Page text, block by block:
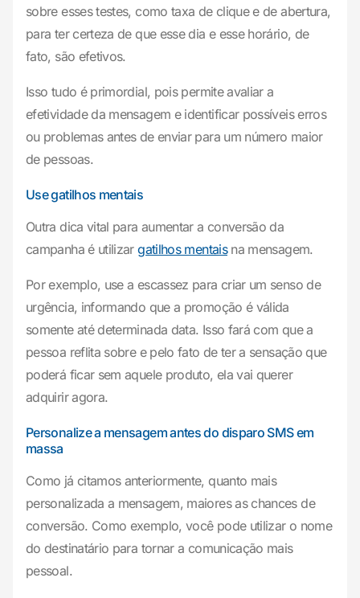
sobre esses testes, como taxa de clique e de abertura,
para ter certeza de que esse dia e esse horário, de
fato, são efetivos.
Isso tudo é primordial, pois permite avaliar a
efetividade da mensagem e identificar possíveis erros
ou problemas antes de enviar para um número maior
de pessoas.
Use gatilhos mentais
Outra dica vital para aumentar a conversão da
campanha é utilizargatilhos mentaisna mensagem.
Por exemplo, use a escassez para criar um senso de
urgência, informando que a promoção é válida
somente até determinada data. Isso fará com que a
pessoa reflita sobre e pelo fato de ter a sensação que
poderá ficar sem aquele produto, ela vai querer
adquirir agora.
Personalize a mensagem antes do disparo SMS em
massa
Como já citamos anteriormente, quanto mais
personalizada a mensagem, maiores as chances de
conversão. Como exemplo, você pode utilizar o nome
do destinatário para tornar a comunicação mais
pessoal.